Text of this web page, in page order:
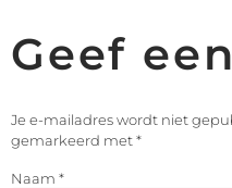
Geef
Je e-mailadres wordt niet
gemarkeerd met*
Naam *